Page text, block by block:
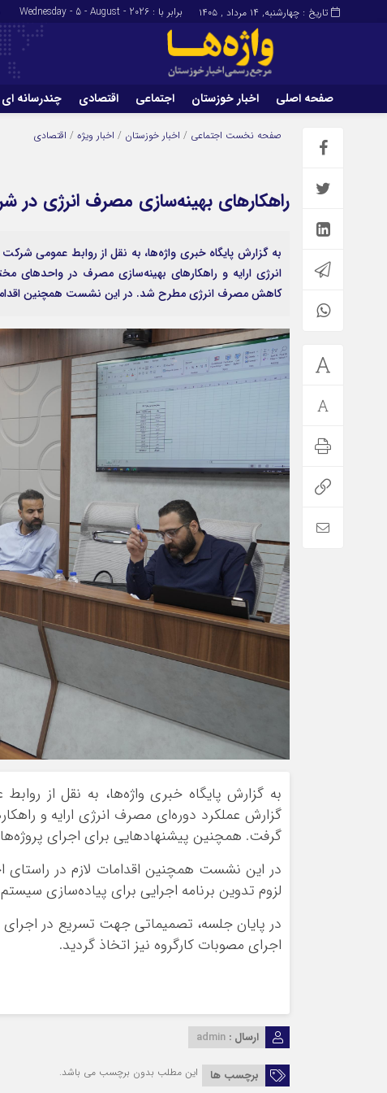
تاریخ : چهارشنبه, ۱۴ مرداد , ۱۴۰۵ برابر با : Wednesday - 5 - August - 2026
صفحه اصلی اخبار خوزستان اجتماعی اقتصادی چندرسانه ای
برگه نمونه تماس با ما صفحه نخست اجتماعی / اخبار خوزستان / اخبار ویژه / اقتصادی
راهکارهای بهینه‌سازی مصرف انرژی
به گزارش پایگاه خبری واژه‌ها، به نقل از روابط عمومی
انرژی ارایه و راهکارهای بهینه‌سازی مصرف در واحدهای
کاهش مصرف انرژی مطرح شد. در این نشست همچنین
به گزارش پایگاه خبری واژه‌ها، به نقل از
گزارش عملکرد دوره‌ای مصرف انرژی ارایه و
گرفت. همچنین پیشنهادهایی برای اجرای
لزوم تدوین برنامه اجرایی برای پیاده‌سازی
در پایان جلسه، تصمیماتی جهت تسریع در
اجرای مصوبات کارگروه نیز اتخاذ گردید.
ارسال : admin
برچسب ها این مطلب بدون برچسب می باشد.